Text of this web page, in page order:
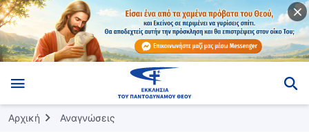
Αρχική Αναγνώσεις